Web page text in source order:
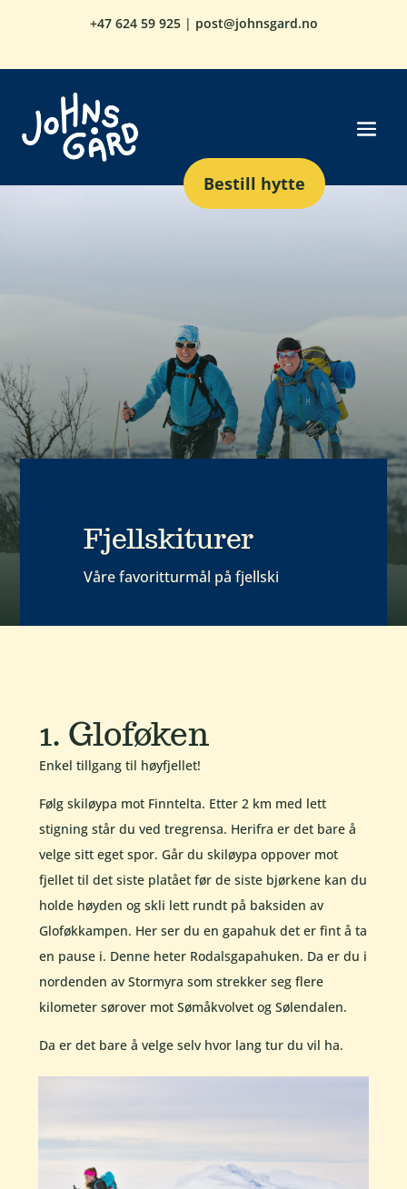
+47624 59 925| post@johnsgard.no
Bestill hytte
Fjellskiturer
Våre favoritturmål på fjellski
1. Gloføken
Enkel tillgang til høyfjellet!
Følg skiløypa mot Finntelta. Etter 2 km med lett
stigning står du ved tregrensa. Herifra er det bare å
velge sitt eget spor. Går du skiløypa oppover mot
fjellet til det siste platået før de siste bjørkene kan du
holde høyden og skli lett rundt på baksiden av
Gloføkkampen. Her ser du en gapahuk det er fint å ta
en pause i. Denne heter Rodalsgapahuken. Da er du i
nordenden av Stormyra som strekker seg flere
kilometer sørover mot Sømåkvolvet og Sølendalen.
Da er det bare å velge selv hvor lang tur du vil ha.